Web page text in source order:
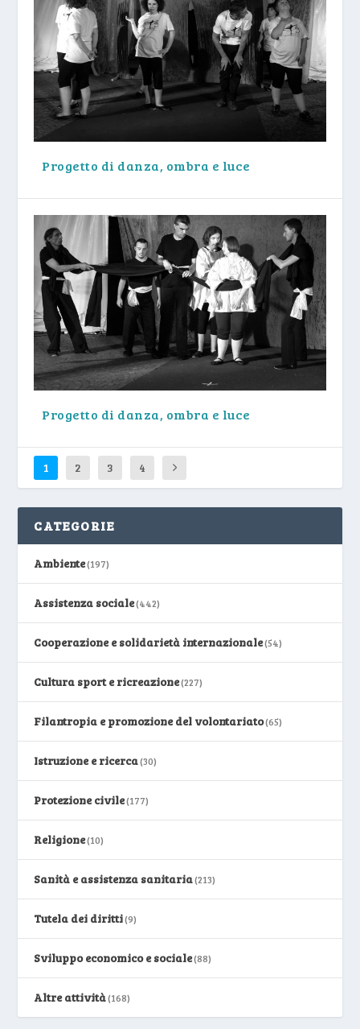
Progetto di danza, ombra e luce
Progetto di danza, ombra e luce
1 2 3 4
CATEGORIE
Ambiente(197)
Assistenza sociale(442)
Cooperazione e solidarietà internazionale(54)
Cultura sport e ricreazione(227)
Filantropia e promozione del volontariato(65)
Istruzione e ricerca(30)
Protezione civile(177)
Religione(10)
Sanità e assistenza sanitaria(213)
Tutela dei diritti(9)
Sviluppo economico e sociale(88)
Altre attività(168)